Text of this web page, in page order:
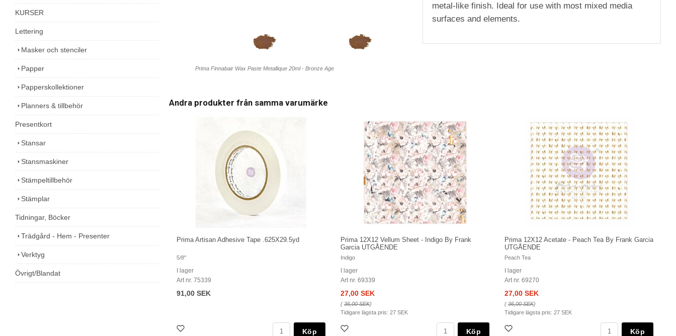
KURSER
Lettering
Masker och stenciler
Papper
Papperskollektioner
Planners & tillbehör
Presentkort
Stansar
Stansmaskiner
Stämpeltillbehör
Stämplar
Tidningar, Böcker
Trädgård - Hem - Presenter
Verktyg
Övrigt/Blandat
Prima Finnabair Wax Paste Metallique 20ml - Bronze Age
metal-like finish. Ideal for use with most mixed media
surfaces and elements.
Andra produkter från samma varumärke
Prima Artisan Adhesive Tape .625X29.5yd
5/8"
I lager
Art nr. 75339
91,00 SEK
Köp
Prima 12X12 Vellum Sheet - Indigo By Frank
Garcia UTGÅENDE
Indigo
I lager
Art nr. 69339
27,00 SEK
(36,00 SEK)
Tidigare lägsta pris: 27 SEK
Köp
Prima 12X12 Acetate - Peach Tea By Frank Garcia
UTGÅENDE
Peach Tea
I lager
Art nr. 69270
27,00 SEK
(36,00 SEK)
Tidigare lägsta pris: 27 SEK
Köp